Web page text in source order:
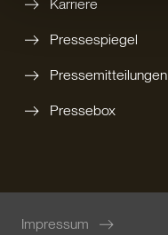
Karriere
Pressespiegel
Pressemitteilungen
Pressebox
Impressum